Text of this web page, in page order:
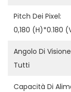
Pitch Dei Pixel:
0,180 (H)*0.180
Angolo Di
Tutti
Capacità Di